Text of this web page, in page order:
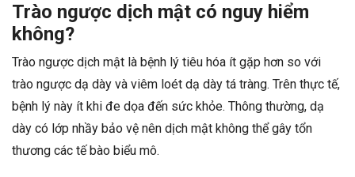
Trào ngược dịch mật có nguy hiểm
không?
Trào ngược dịch mật là bệnh lý tiêu hóa ít gặp hơn so với
trào ngược dạ dày và viêm loét dạ dày tá tràng. Trên thực tế,
bệnh lý này ít khi đe dọa đến sức khỏe. Thông thường, dạ
dày có lớp nhầy bảo vệ nên dịch mật không thể gây tổn
thương các tế bào biểu mô.